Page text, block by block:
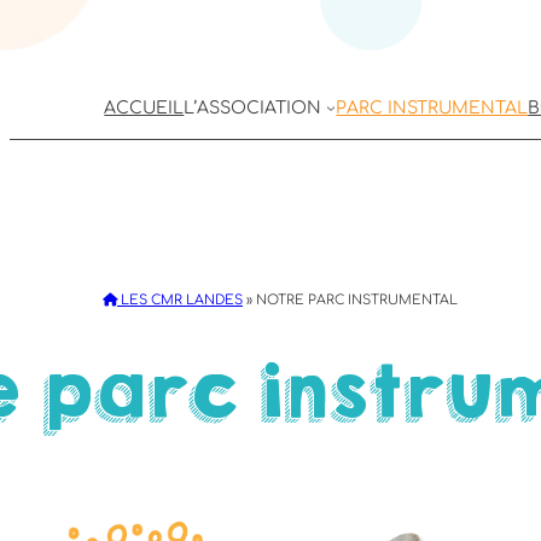
ACCUEIL L’ASSOCIATION PARC INSTRUMENTAL
LES CMR LANDES » NOTRE PARC INSTRUMENTAL
parc